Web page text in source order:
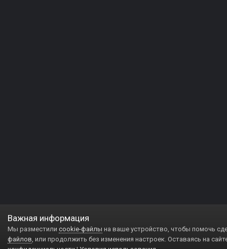
Важная информация
Мы разместили cookie-файлы на ваше устройство, чтобы помочь
файлов, или продолжить без изменения настроек. Оставаясь на